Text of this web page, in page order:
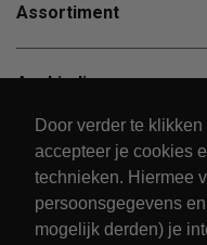
Door verder te
accepteer je cookies
technieken. Hiermee
persoonsgegevens
mogelijk derden) je
Assortiment
Aanbiedingen
Klantenservice